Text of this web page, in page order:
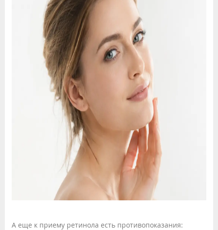
А еще к приему ретинола есть противопоказания: